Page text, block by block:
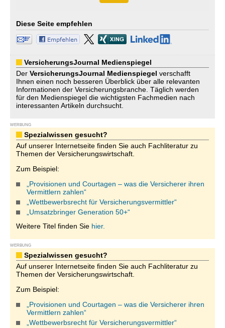
Diese Seite empfehlen
VersicherungsJournal Medienspiegel
Der VersicherungsJournal Medienspiegel verschafft
Ihnen einen noch besseren Überblick über alle relevanten
Informationen der Versicherungsbranche. Täglich werden
für den Medienspiegel die wichtigsten Fachmedien nach
interessanten Artikeln durchsucht.
WERBUNG
Spezialwissen gesucht?
Auf unserer Internetseite finden Sie auch Fachliteratur zu
Themen der Versicherungswirtschaft.
Zum Beispiel:
„Provisionen und Courtagen – was die Versicherer ihren
Vermittlern zahlen“
„Wettbewerbsrecht für Versicherungsvermittler“
„Umsatzbringer Generation 50+“
Weitere Titel finden Sie hier.
WERBUNG
Spezialwissen gesucht?
Auf unserer Internetseite finden Sie auch Fachliteratur zu
Themen der Versicherungswirtschaft.
Zum Beispiel:
„Provisionen und Courtagen – was die Versicherer ihren
Vermittlern zahlen“
„Wettbewerbsrecht für Versicherungsvermittler“